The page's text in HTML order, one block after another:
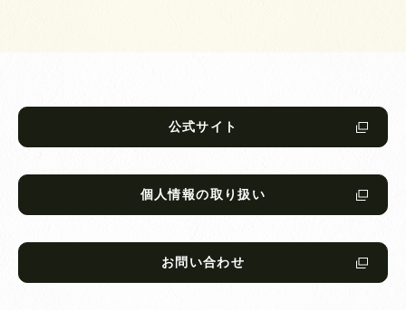
公式サイト
個人情報の取り扱い
お問い合わせ